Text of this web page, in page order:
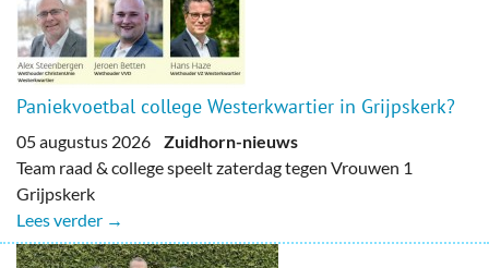
Paniekvoetbal college Westerkwartier in Grijpskerk?
05 augustus 2026 Zuidhorn-nieuws
Team raad & college speelt zaterdag tegen Vrouwen 1
Grijpskerk
Lees verder →